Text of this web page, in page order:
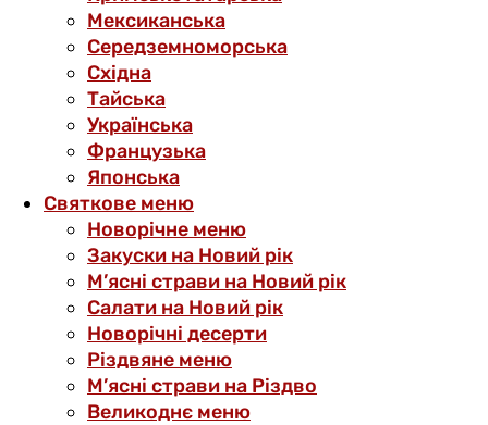
Мексиканська
Середземноморська
Східна
Тайська
Українська
Французька
Японська
Святкове меню
Новорічне меню
Закуски на Новий рік
М’ясні страви на Новий рік
Салати на Новий рік
Новорічні десерти
Різдвяне меню
М’ясні страви на Різдво
Великоднє меню